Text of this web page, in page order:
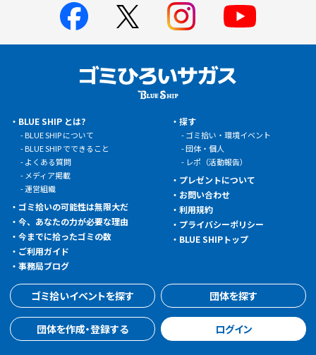
BLUE SHIP とは?
BLUE SHIP について
BLUE SHIP でできること
よくある質問
メディア掲載
運営組織
ゴミ拾いの可能性は無限大だ
今、あなたの力が必要な理由
今までに拾ったゴミの数
ご利用ガイド
事務局ブログ
探す
ゴミ拾い・環境イベント
団体・個人
レポ（活動報告）
プレゼントについて
お問い合わせ
利用規約
プライバシーポリシー
BLUE SHIPトップ
ゴミ拾いイベントを探す 団体を探す
団体を作成・登録する ログイン